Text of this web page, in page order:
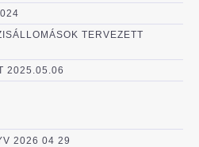
TERVEZETT
2025.05.06
2026 04 29